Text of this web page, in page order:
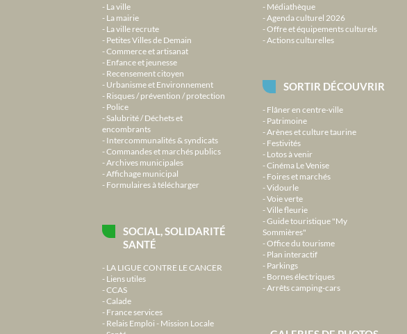
La ville
La mairie
La ville recrute
Petites Villes de Demain
Commerce et artisanat
Enfance et jeunesse
Recensement citoyen
Urbanisme et Environnement
Risques / prévention / protection
Police
Salubrité / Déchets et
encombrants
Intercommunalités & syndicats
Commandes et marchés publics
Archives municipales
Affichage municipal
Formulaires à télécharger
SOCIAL, SOLIDARITÉ
SANTÉ
LA LIGUE CONTRE LE CANCER
Liens utiles
CCAS
Calade
France services
Relais Emploi - Mission Locale
Médiathèque
Agenda culturel 2026
Offre et équipements culturels
Actions culturelles
SORTIR DÉCOUVRIR
Flâner en centre-ville
Patrimoine
Arènes et culture taurine
Festivités
Lotos à venir
Cinéma Le Venise
Foires et marchés
Vidourle
Voie verte
Ville fleurie
Guide touristique "My
Sommières"
Office du tourisme
Plan interactif
Parkings
Bornes électriques
Arrêts camping-cars